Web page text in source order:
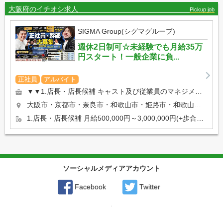
大阪府のイチオシ求人 Pickup job
SIGMA Group(シグマグループ)
週休2日制可☆未経験でも月給35万
円スタート！一般企業に負...
正社員 アルバイト
▼▼1.店長・店長候補 キャスト及び従業員のマネジメントや売上管理、 イベント企画など 店舗運営に関わる全て...
大阪市・京都市・奈良市・和歌山市・姫路市・和歌山市・岡山市等… 希望の勤務地を選べます★ 【京都・奈良エリ...
1.店長・店長候補 月給500,000円～3,000,000円(+歩合等) ※入社2ケ月で店長昇格実績有り ...
ソーシャルメディアアカウント
Facebook Twitter